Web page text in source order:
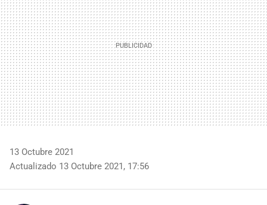
13 Octubre 2021
Actualizado 13 Octubre 2021, 17:56